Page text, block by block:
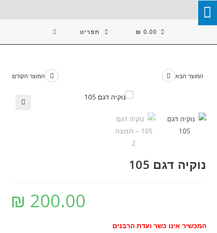
Skip
To
₪ 0.00 תפריט
המוצר הקודם המוצר הבא
נוקיה דגם 105
₪ 200.00
המכשיר אינו כשר ועדת הרבנים